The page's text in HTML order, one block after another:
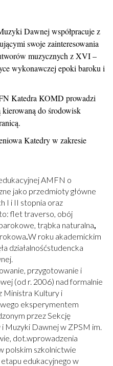
Dawnej współpracuje z
swoje zainteresowania
muzycznych z XVI –
wykonawczej epoki baroku i
Katedra KOMD prowadzi
kierowaną do środowisk
Katedry w zakresie
AMFN o
jako przedmioty główne
I i II stopnia oraz
flet traverso, obój
trąbka naturalna,
.W roku akademickim
działalnośćstudencka
przygotowanie i
(od r. 2006) nad formalnie
Ministra Kultury i
eksperymentem
przez Sekcję
Muzyki Dawnej w ZPSM im.
dot.wprowadzenia
polskim szkolnictwie
edukacyjnego w